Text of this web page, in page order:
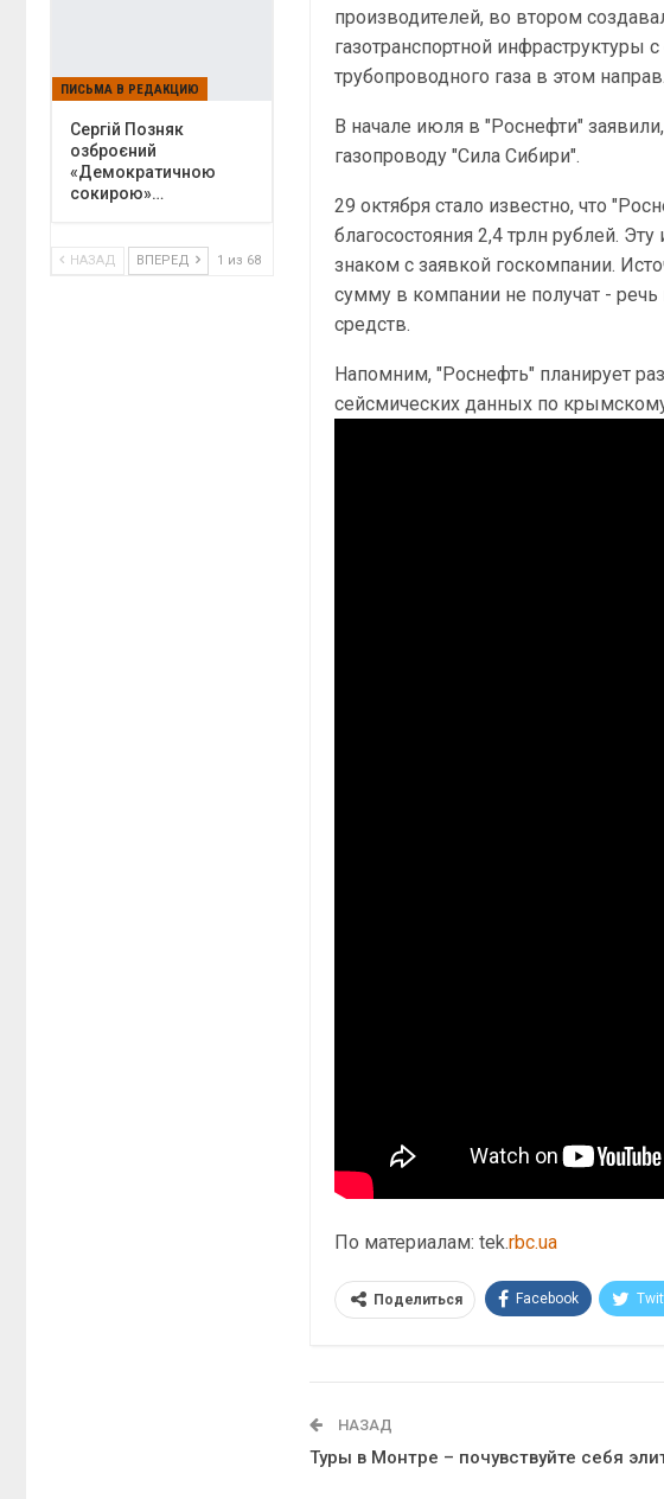
производителей, во втором
газотранспортной инфраструктуры
трубопроводного газа в этом
В начале июля в "Роснефти"
газопроводу "Сила Сибири".
29 октября стало известно, что
благосостояния 2,4 трлн рублей.
знаком с заявкой госкомпании.
сумму в компании не получат -
средств.
Напомним, "Роснефть" планирует
сейсмических данных по
По материалам: tek.rbc.ua
Поделиться Facebook
НАЗАД
Туры в Монтре – почувствуйте себя
ПИСЬМА В РЕДАКЦИЮ
Сергій Позняк
озброєний
«Демократичною
сокирою»…
НАЗАД ВПЕРЕД 1 из 68